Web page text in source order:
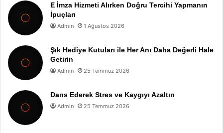
E İmza Hizmeti Alırken Doğru Tercihi Yapmanın
İpuçları
Admin 1 Ağustos 2026
Şık Hediye Kutuları ile Her Anı Daha Değerli Hale
Getirin
Admin 25 Temmuz 2026
Dans Ederek Stres ve Kaygıyı Azaltın
Admin 25 Temmuz 2026